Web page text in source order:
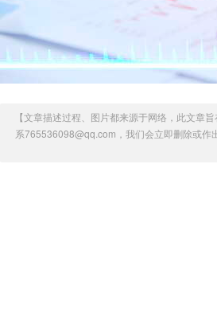
【文章描述过程、图片都来源于网络，此文章
系765536098@qq.com，我们会立即删除或作